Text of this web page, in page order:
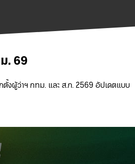
. 69
งผู้ว่าฯ กทม. และ ส.ก. 2569 อัปเดตแบบ